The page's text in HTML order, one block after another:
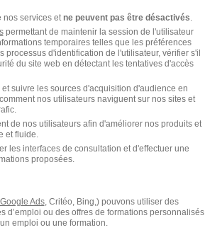
Emploi en Outre Mer
Entreprises qui recrutent à Koné
nos services etne peuvent pas être désactivés.
permettant de maintenir la session de l'utilisateur
temporaires telles que les préférences
d'identification de l'utilisateur, vérifier s'il
du site web en détectant les tentatives d'accès
suivre les sources d'acquisition d'audience en
nos utilisateurs naviguent sur nos sites et
de nos utilisateurs afin d'améliorer nos produits et
et fluide.
les interfaces de consultation et d'effectuer une
proposées.
Google Ads, Critéo, Bing,) pouvons utiliser des
d’emploi ou des offres de formations personnalisés
emploi ou une formation.